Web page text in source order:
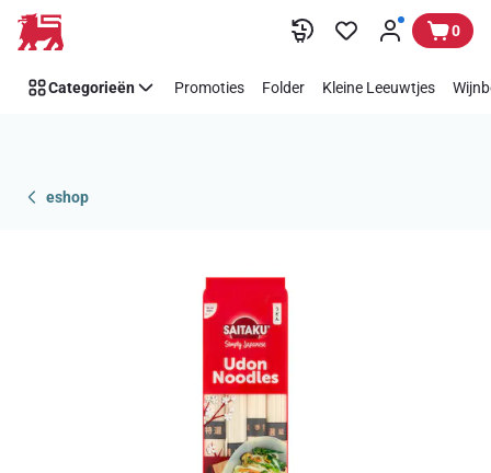
Overslaan 0
Categorieën Promoties Folder Kleine Leeuwtjes
eshop